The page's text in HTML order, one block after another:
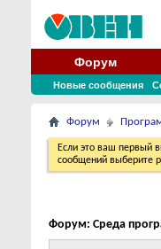
Форум
Новые сообщения
Форум
Если это ваш первый
сообщений выберите
Форум: Среда